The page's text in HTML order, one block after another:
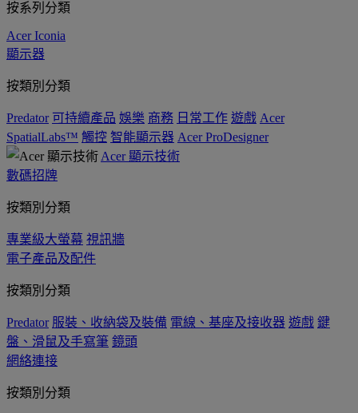
按系列分類
Acer Iconia
顯示器
按類別分類
Predator 可持續產品 娛樂 商務 日常工作 遊戲 Acer
SpatialLabs™ 觸控 智能顯示器 Acer ProDesigner
Acer 顯示技術
數碼招牌
按類別分類
專業級大螢幕 視訊牆
電子產品及配件
按類別分類
Predator 服裝、收納袋及裝備 電線、基座及接收器 遊戲 鍵
盤、滑鼠及手寫筆 鏡頭
網絡連接
按類別分類